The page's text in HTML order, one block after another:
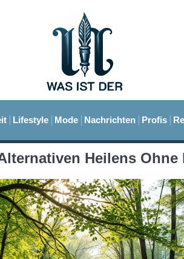
Lifestyle Mode Nachrichten Profis
Heilens Ohne